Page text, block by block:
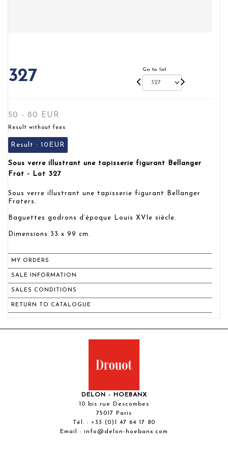
327 Go to lot
50 - 80 EUR
Result without fees
Result : 10EUR
Sous verre illustrant une tapisserie figurant Bellanger
Frat - Lot 327
Sous verre illustrant une tapisserie figurant Bellanger
Fraters.
Baguettes godrons d’époque Louis XVIe siècle.
Dimensions 33 x 99 cm.
MY ORDERS
SALE INFORMATION
SALES CONDITIONS
RETURN TO CATALOGUE
DELON - HOEBANX
10 bis rue Descombes
75017 Paris
Tél. : +33 (0)1 47 64 17 80
Email : info@delon-hoebanx.com